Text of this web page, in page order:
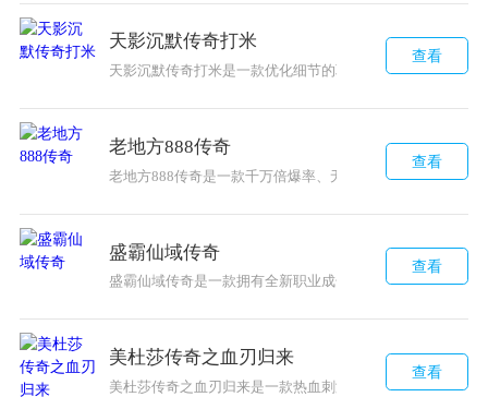
天影沉默传奇打米
天影沉默传奇打米是一款优化细节的职业打金游戏，支持
查看
老地方888传奇
老地方888传奇是一款千万倍爆率、无收费地图、热血回归
查看
盛霸仙域传奇
盛霸仙域传奇是一款拥有全新职业成长模式的传奇手游，
查看
美杜莎传奇之血刃归来
美杜莎传奇之血刃归来是一款热血刺激的传奇类手游，重回
查看